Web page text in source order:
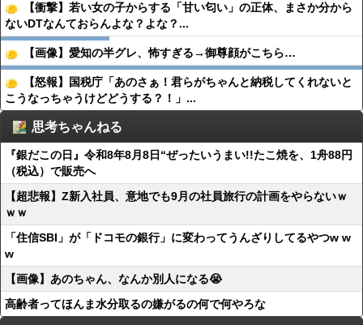
【衝撃】若い女の子からする「甘い匂い」の正体、まさか分から
ないDTなんておらんよな？よな？...
【画像】愛知の半グレ、怖すぎる→御尊顔がこちら…
【怒報】国税庁「あのさぁ！君らがちゃんと納税してくれないと
こうなっちゃうけどどうする？！」...
思考ちゃんねる
『銀だこの日』令和8年8月8日“ぜったいうまい!!たこ焼を、1舟88円
（税込）で販売へ
【超悲報】Z新入社員、意地でも9月の社員旅行の計画をやらないｗ
ｗｗ
「住信SBI」が「ドコモの銀行」に変わってうんざりしてるやつw w
w
【画像】あのちゃん、なんか別人になる😭
高齢者ってほんま水分取るの嫌がるの何で何やろな